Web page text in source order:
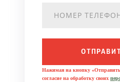
Нажимая на кнопку
согласие на обработку своих